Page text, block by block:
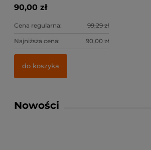
90,00 zł
Cena regularna: 99,29 zł
Najniższa cena: 90,00 zł
do koszyka
Nowości